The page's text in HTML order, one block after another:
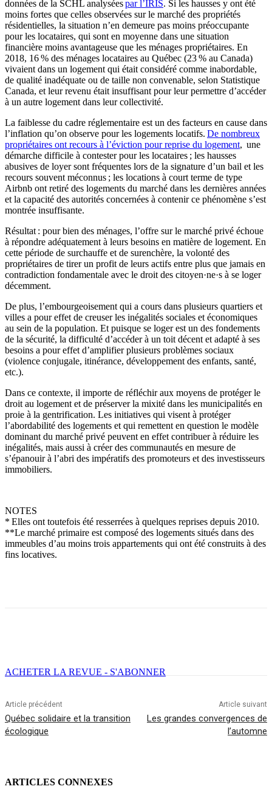
données de la SCHL analyséespar l’IRIS. Si les hausses y ont été
moins fortes que celles observées sur le marché des propriétés
résidentielles, la situation n’en demeure pas moins préoccupante
pour les locataires, qui sont en moyenne dans une situation
financière moins avantageuse que les ménages propriétaires. En
2018, 16 % des ménages locataires au Québec (23 % au Canada)
vivaient dans un logement qui était considéré comme inabordable,
de qualité inadéquate ou de taille non convenable, selon Statistique
Canada, et leur revenu était insuffisant pour leur permettre d’accéder
à un autre logement dans leur collectivité.
La faiblesse du cadre réglementaire est un des facteurs en cause dans
l’inflation qu’on observe pour les logements locatifs. De nombreux
propriétaires ont recours à l’éviction pour reprise du logement, une
démarche difficile à contester pour les locataires ; les hausses
abusives de loyer sont fréquentes lors de la signature d’un bail et les
recours souvent méconnus ; les locations à court terme de type
Airbnb ont retiré des logements du marché dans les dernières années
et la capacité des autorités concernées à contenir ce phénomène s’est
montrée insuffisante.
Résultat : pour bien des ménages, l’offre sur le marché privé échoue
à répondre adéquatement à leurs besoins en matière de logement. En
cette période de surchauffe et de surenchère, la volonté des
propriétaires de tirer un profit de leurs actifs entre plus que jamais en
contradiction fondamentale avec le droit des citoyen·ne·s à se loger
décemment.
De plus, l’embourgeoisement qui a cours dans plusieurs quartiers et
villes a pour effet de creuser les inégalités sociales et économiques
au sein de la population. Et puisque se loger est un des fondements
de la sécurité, la difficulté d’accéder à un toit décent et adapté à ses
besoins a pour effet d’amplifier plusieurs problèmes sociaux
(violence conjugale, itinérance, développement des enfants, santé,
etc.).
Dans ce contexte, il importe de réfléchir aux moyens de protéger le
droit au logement et de préserver la mixité dans les municipalités en
proie à la gentrification. Les initiatives qui visent à protéger
l’abordabilité des logements et qui remettent en question le modèle
dominant du marché privé peuvent en effet contribuer à réduire les
inégalités, mais aussi à créer des communautés en mesure de
s’épanouir à l’abri des impératifs des promoteurs et des investisseurs
immobiliers.
NOTES
* Elles ont toutefois été resserrées à quelques reprises depuis 2010.
**Le marché primaire est composé des logements situés dans des
immeubles d’au moins trois appartements qui ont été construits à des
fins locatives.
ACHETER LA REVUE - S'ABONNER
Article précédent
Québec solidaire et la transition
écologique
Article suivant
Les grandes convergences de
l’automne
ARTICLES CONNEXES